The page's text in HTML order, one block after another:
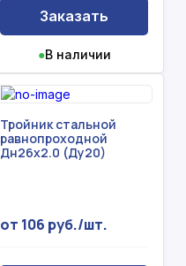
Заказать
●В наличии
Тройник стальной
равнопроходной
Дн26х2.0 (Ду20)
от 106 руб./шт.